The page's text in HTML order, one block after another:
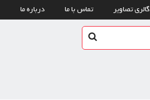
گالری تصاویر تماس با ما درباره ما